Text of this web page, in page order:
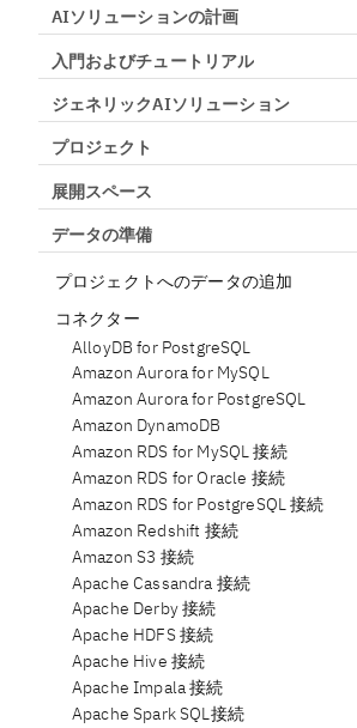
AIソリューションの計画
入門およびチュートリアル
ジェネリックAIソリューション
プロジェクト
展開スペース
データの準備
プロジェクトへのデータの追加
コネクター
AlloyDB for PostgreSQL
Amazon Aurora for MySQL
Amazon Aurora for PostgreSQL
Amazon DynamoDB
Amazon RDS for MySQL 接続
Amazon RDS for Oracle 接続
Amazon RDS for PostgreSQL 接続
Amazon Redshift 接続
Amazon S3 接続
Apache Cassandra 接続
Apache Derby 接続
Apache HDFS 接続
Apache Hive 接続
Apache Impala 接続
Apache Spark SQL接続